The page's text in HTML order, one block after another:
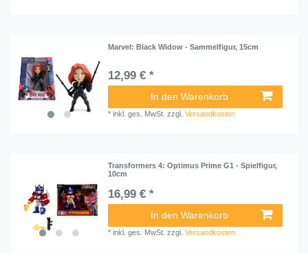
Marvel: Black Widow - Sammelfigur, 15cm
12,99 € *
In den Warenkorb
*inkl. ges. MwSt. zzgl.Versandkosten
Transformers 4: Optimus Prime G1 - Spielfigur,
10cm
16,99 € *
In den Warenkorb
*inkl. ges. MwSt. zzgl.Versandkosten